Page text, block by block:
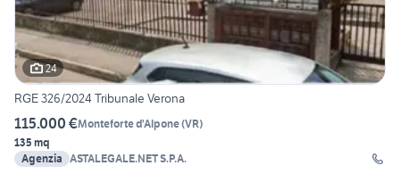
24
RGE 326/2024 Tribunale Verona
115.000 €Monteforte d'Alpone(VR)
135 mq
Agenzia ASTALEGALE.NET S.P.A.